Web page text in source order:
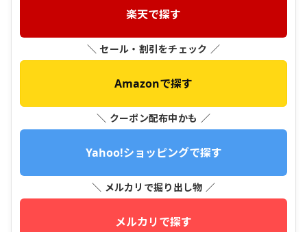
楽天で探す
＼ セール・割引をチェック ／
Amazonで探す
＼ クーポン配布中かも ／
Yahoo!ショッピングで探す
＼ メルカリで掘り出し物 ／
メルカリで探す